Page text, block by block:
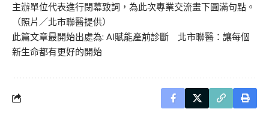
主辦單位代表進行閉幕致詞，為此次專業交流畫下圓滿句點。
（照片／北市聯醫提供）
此篇文章最開始出處為: AI賦能產前診斷 北市聯醫：讓每個
新生命都有更好的開始